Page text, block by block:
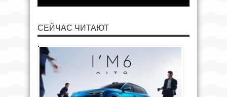
СЕЙЧАС ЧИТАЮТ